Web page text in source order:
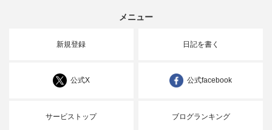
メニュー
新規登録 日記を書く
公式X 公式facebook
サービストップ ブログランキング